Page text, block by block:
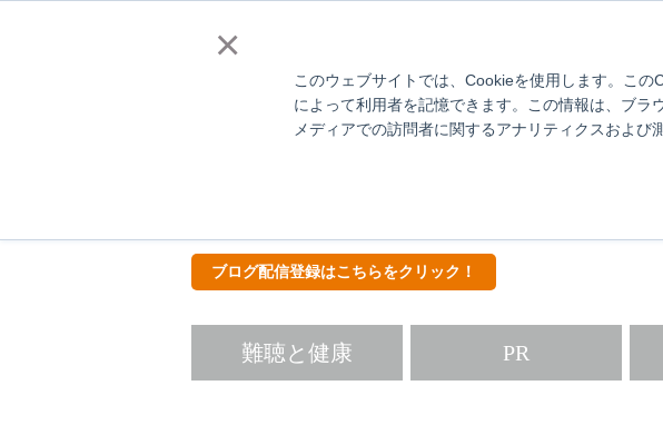
×
このウェブサイトでは、Cookieを使用します。こ
によって利用者を記憶できます。この情報は、ブ
メディアでの訪問者に関するアナリティクスおよび
Hear
ブログ配信登録はこちらをクリック！
難聴と健康 PR